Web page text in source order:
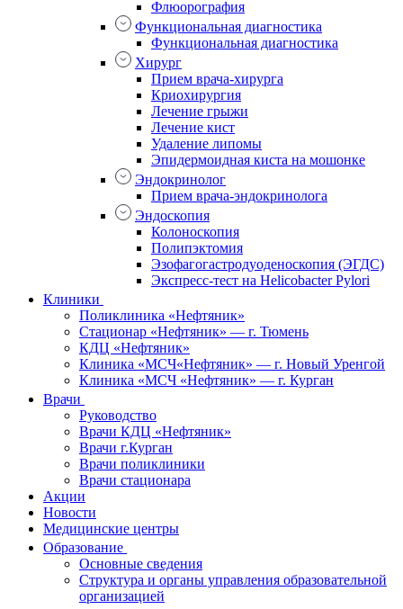
Флюорография
Функциональная диагностика
Функциональная диагностика
Хирург
Прием врача-хирурга
Криохирургия
Лечение грыжи
Лечение кист
Удаление липомы
Эпидермоидная киста на мошонке
Эндокринолог
Прием врача-эндокринолога
Эндоскопия
Колоноскопия
Полипэктомия
Эзофагогастродуоденоскопия (ЭГДС)
Экспресс-тест на Helicobacter Pylori
Клиники
Поликлиника «Нефтяник»
Стационар «Нефтяник» — г. Тюмень
КДЦ «Нефтяник»
Клиника «МСЧ«Нефтяник» — г. Новый Уренгой
Клиника «МСЧ «Нефтяник» — г. Курган
Врачи
Руководство
Врачи КДЦ «Нефтяник»
Врачи г.Курган
Врачи поликлиники
Врачи стационара
Акции
Новости
Медицинские центры
Образование
Основные сведения
Структура и органы управления образовательной
организацией